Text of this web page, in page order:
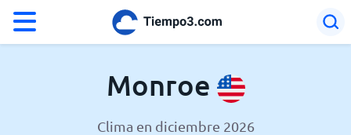
El clima en Monroe
Monroe
Clima en diciembre 2026